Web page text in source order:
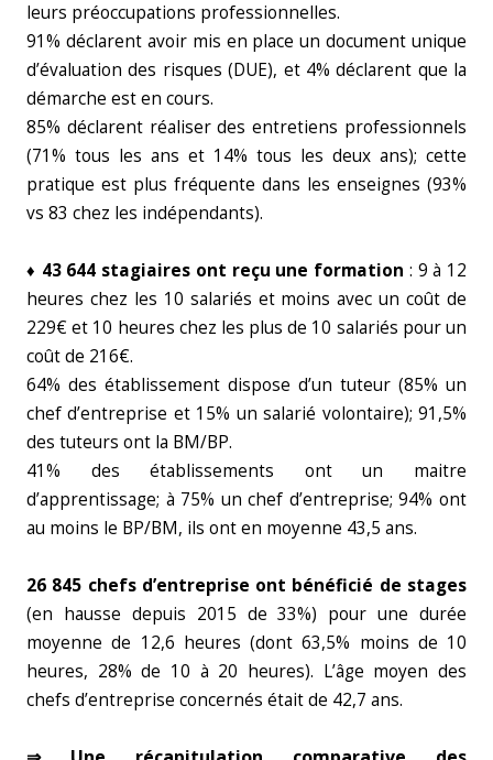
leurs préoccupations professionnelles.
91% déclarent avoir mis en place un document unique
d’évaluation des risques (DUE), et 4% déclarent que la
démarche est en cours.
85% déclarent réaliser des entretiens professionnels
(71% tous les ans et 14% tous les deux ans); cette
pratique est plus fréquente dans les enseignes (93%
vs 83 chez les indépendants).
♦ 43 644 stagiaires ont reçu une formation : 9 à 12
heures chez les 10 salariés et moins avec un coût de
229€ et 10 heures chez les plus de 10 salariés pour un
coût de 216€.
64% des établissement dispose d’un tuteur (85% un
chef d’entreprise et 15% un salarié volontaire); 91,5%
des tuteurs ont la BM/BP.
41% des établissements ont un maitre
d’apprentissage; à 75% un chef d’entreprise; 94% ont
au moins le BP/BM, ils ont en moyenne 43,5 ans.
26 845 chefs d’entreprise ont bénéficié de stages
(en hausse depuis 2015 de 33%) pour une durée
moyenne de 12,6 heures (dont 63,5% moins de 10
heures, 28% de 10 à 20 heures). L’âge moyen des
chefs d’entreprise concernés était de 42,7 ans.